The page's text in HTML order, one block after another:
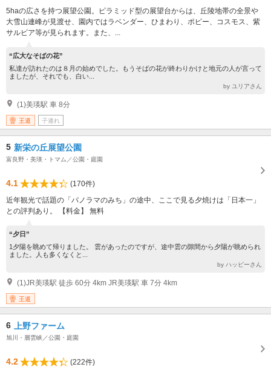
5haの広さを持つ展望公園。ピラミッド型の展望台からは、丘陵地帯の全景や
大雪山連峰が見渡せ、園内ではラベンダー、ひまわり、ポピー、コスモス、紫
サルビア等が見られます。また、...
“広大なそばの花”
私達が訪れたのは８月の始めでした。もうそばの花が終わりかけと地元の人が言って
ましたが、それでも、白い...
by ユリアさん
(1)美瑛駅 車 8分
王道 子連れ
5 新栄の丘展望公園
富良野・美瑛・トマム／公園・庭園
4.1
(170件)
近年観光で話題の「パノラマのみち」の途中、ここで見る夕焼けは「日本一」
との評判あり。 【料金】 無料
“夕日”
1夕陽を眺めて帰りました。 雲があったのですが、途中雲の隙間から夕陽が眺められ
ました。人も多くなくと...
by ハッピーさん
(1)JR美瑛駅 徒歩 60分 4km JR美瑛駅 車 7分 4km
王道
6 上野ファーム
旭川・層雲峡／公園・庭園
4.2
(222件)